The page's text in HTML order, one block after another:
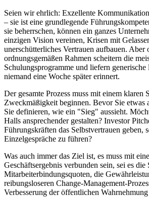
Seien wir ehrlich: Exzellente
– sie ist eine grundlegende
sie beherrschen, können ein ganzes
einzigen Vision vereinen, Krisen mit
unerschütterliches Vertrauen aufbauen. Aber
ordnungsgemäßen Rahmen scheitern die
Schulungsprogramme und liefern generische
niemand eine Woche später erinnert.
Der gesamte Prozess muss mit einem klaren
Zweckmäßigkeit beginnen. Bevor Sie etwas
Sie definieren, wie ein "Sieg" aussieht.
Halls ansprechender gestalten? Investor
Führungskräften das Selbstvertrauen geben,
Einzelgespräche zu führen?
Was auch immer das Ziel ist, es muss mit
Geschäftsergebnis verbunden sein, sei es die
Mitarbeiterbindungsquoten, die
reibungsloseren Change-Management-
Verbesserung der öffentlichen